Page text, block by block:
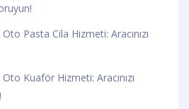
Pasta Cila Hizmeti: Aracınızı
Kuaför Hizmeti: Aracınızı